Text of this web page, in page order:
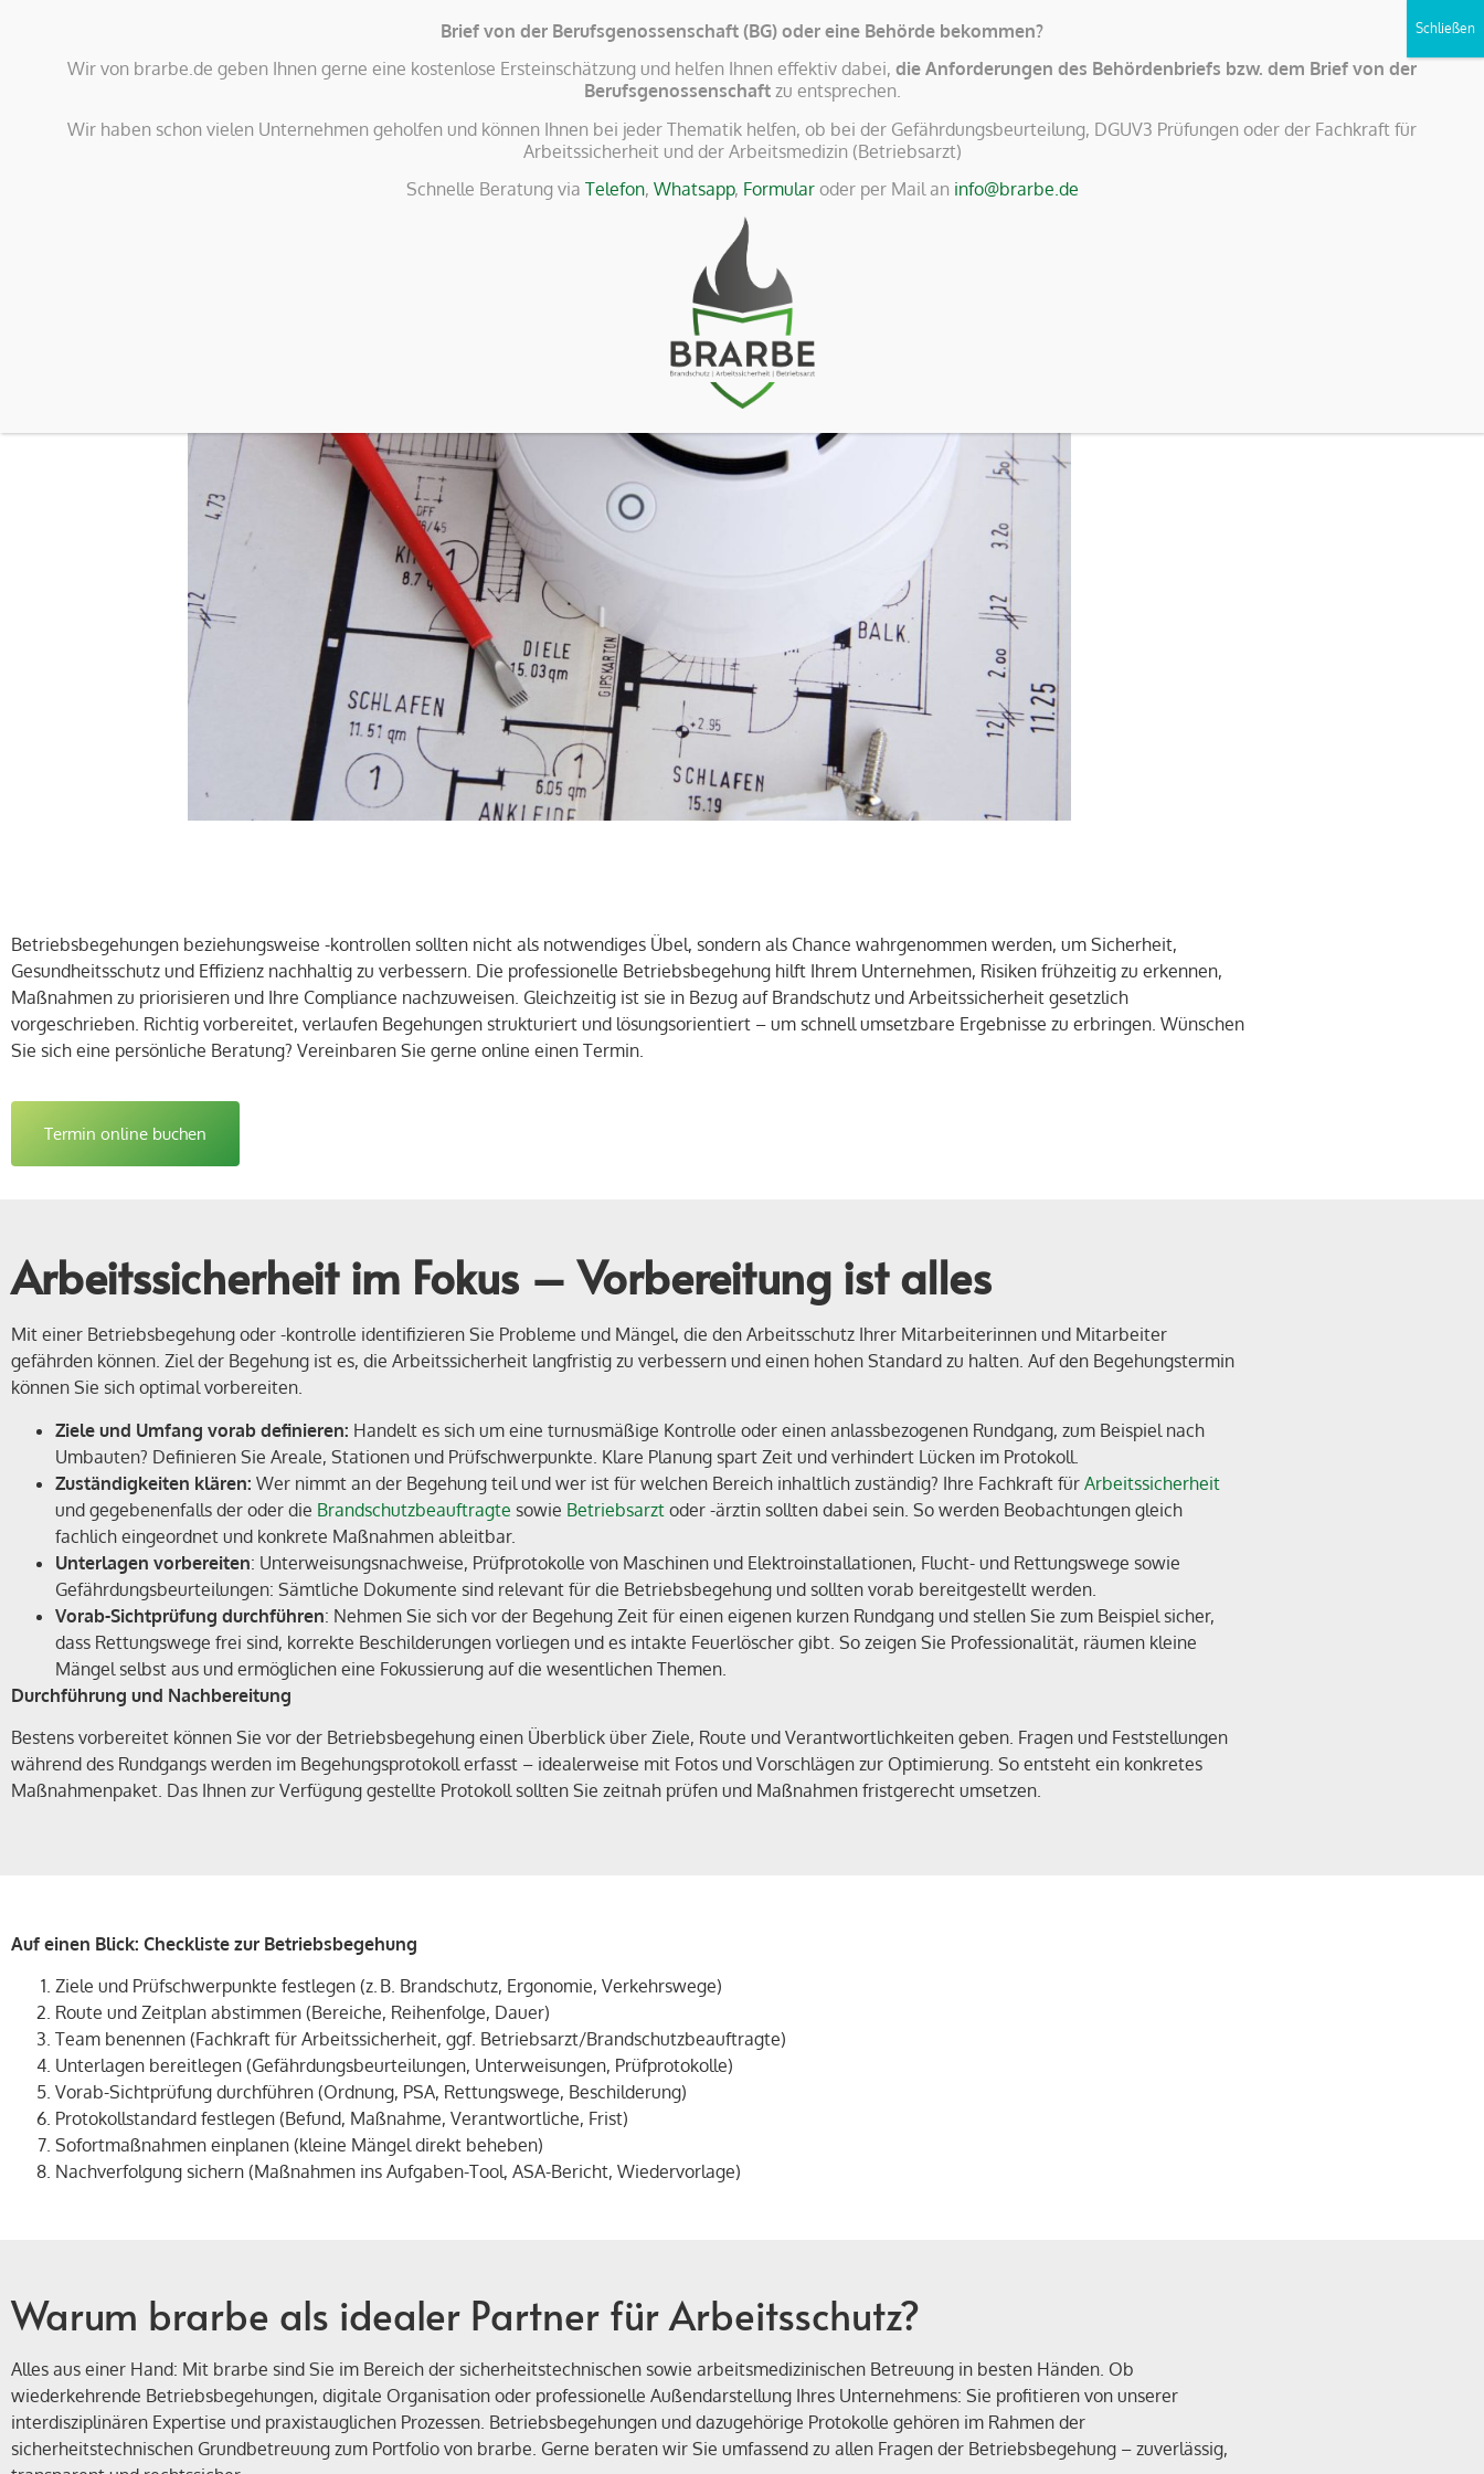
+49 6451 210 660
oder via Whatsapp
Betriebsarzt brarbe als Unternehmen Ausbildungsinstitut
Betriebsbegehung geplant? So bereiten Sie sich vor
Betriebsbegehungen beziehungsweise -kontrollen sollten nicht als notwendiges Übel, sondern als Chance wahrgenommen werden, um Sicherheit,
Gesundheitsschutz und Effizienz nachhaltig zu verbessern. Die professionelle Betriebsbegehung hilft Ihrem Unternehmen, Risiken frühzeitig zu erkennen,
Maßnahmen zu priorisieren und Ihre Compliance nachzuweisen. Gleichzeitig ist sie in Bezug auf Brandschutz und Arbeitssicherheit gesetzlich
vorgeschrieben. Richtig vorbereitet, verlaufen Begehungen strukturiert und lösungsorientiert – um schnell umsetzbare Ergebnisse zu erbringen. Wünschen
Sie sich eine persönliche Beratung? Vereinbaren Sie gerne online einen Termin.
Termin online buchen
Arbeitssicherheit im Fokus – Vorbereitung ist alles
Mit einer Betriebsbegehung oder -kontrolle identifizieren Sie Probleme und Mängel, die den Arbeitsschutz Ihrer Mitarbeiterinnen und Mitarbeiter
gefährden können. Ziel der Begehung ist es, die Arbeitssicherheit langfristig zu verbessern und einen hohen Standard zu halten. Auf den Begehungstermin
können Sie sich optimal vorbereiten.
Ziele und Umfang vorab definieren: Handelt es sich um eine turnusmäßige Kontrolle oder einen anlassbezogenen Rundgang, zum Beispiel nach
Umbauten? Definieren Sie Areale, Stationen und Prüfschwerpunkte. Klare Planung spart Zeit und verhindert Lücken im Protokoll.
Zuständigkeiten klären: Wer nimmt an der Begehung teil und wer ist für welchen Bereich inhaltlich zuständig? Ihre Fachkraft für Arbeitssicherheit
und gegebenenfalls der oder die Brandschutzbeauftragte sowie Betriebsarzt oder -ärztin sollten dabei sein. So werden Beobachtungen gleich
fachlich eingeordnet und konkrete Maßnahmen ableitbar.
Unterlagen vorbereiten: Unterweisungsnachweise, Prüfprotokolle von Maschinen und Elektroinstallationen, Flucht- und Rettungswege sowie
Gefährdungsbeurteilungen: Sämtliche Dokumente sind relevant für die Betriebsbegehung und sollten vorab bereitgestellt werden.
Vorab-Sichtprüfung durchführen: Nehmen Sie sich vor der Begehung Zeit für einen eigenen kurzen Rundgang und stellen Sie zum Beispiel sicher,
dass Rettungswege frei sind, korrekte Beschilderungen vorliegen und es intakte Feuerlöscher gibt. So zeigen Sie Professionalität, räumen kleine
Mängel selbst aus und ermöglichen eine Fokussierung auf die wesentlichen Themen.
Durchführung und Nachbereitung
Bestens vorbereitet können Sie vor der Betriebsbegehung einen Überblick über Ziele, Route und Verantwortlichkeiten geben. Fragen und Feststellungen
während des Rundgangs werden im Begehungsprotokoll erfasst – idealerweise mit Fotos und Vorschlägen zur Optimierung. So entsteht ein konkretes
Maßnahmenpaket. Das Ihnen zur Verfügung gestellte Protokoll sollten Sie zeitnah prüfen und Maßnahmen fristgerecht umsetzen.
Auf einen Blick: Checkliste zur Betriebsbegehung
Ziele und Prüfschwerpunkte festlegen (z. B. Brandschutz, Ergonomie, Verkehrswege)
Route und Zeitplan abstimmen (Bereiche, Reihenfolge, Dauer)
Team benennen (Fachkraft für Arbeitssicherheit, ggf. Betriebsarzt/Brandschutzbeauftragte)
Unterlagen bereitlegen (Gefährdungsbeurteilungen, Unterweisungen, Prüfprotokolle)
Vorab-Sichtprüfung durchführen (Ordnung, PSA, Rettungswege, Beschilderung)
Protokollstandard festlegen (Befund, Maßnahme, Verantwortliche, Frist)
Sofortmaßnahmen einplanen (kleine Mängel direkt beheben)
Nachverfolgung sichern (Maßnahmen ins Aufgaben-Tool, ASA-Bericht, Wiedervorlage)
Warum brarbe als idealer Partner für Arbeitsschutz?
Alles aus einer Hand: Mit brarbe sind Sie im Bereich der sicherheitstechnischen sowie arbeitsmedizinischen Betreuung in besten Händen. Ob
wiederkehrende Betriebsbegehungen, digitale Organisation oder professionelle Außendarstellung Ihres Unternehmens: Sie profitieren von unserer
interdisziplinären Expertise und praxistauglichen Prozessen. Betriebsbegehungen und dazugehörige Protokolle gehören im Rahmen der
sicherheitstechnischen Grundbetreuung zum Portfolio von brarbe. Gerne beraten wir Sie umfassend zu allen Fragen der Betriebsbegehung – zuverlässig,
Brief von der Berufsgenossenschaft (BG) oder eine Behörde bekommen?
Wir von brarbe.de geben Ihnen gerne eine kostenlose Ersteinschätzung und helfen Ihnen effektiv dabei, die Anforderungen des Behördenbriefs bzw. dem Brief von der
Berufsgenossenschaftzu entsprechen.
Wir haben schon vielen Unternehmen geholfen und können Ihnen bei jeder Thematik helfen, ob bei der Gefährdungsbeurteilung, DGUV3 Prüfungen oder der Fachkraft für
Arbeitssicherheit und der Arbeitsmedizin (Betriebsarzt)
Schnelle Beratung via Telefon, Whatsapp, Formularoder per Mail an info@brarbe.de